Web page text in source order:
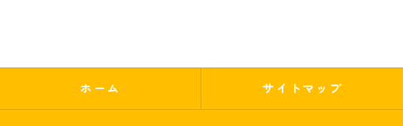
ホーム サイトマップ